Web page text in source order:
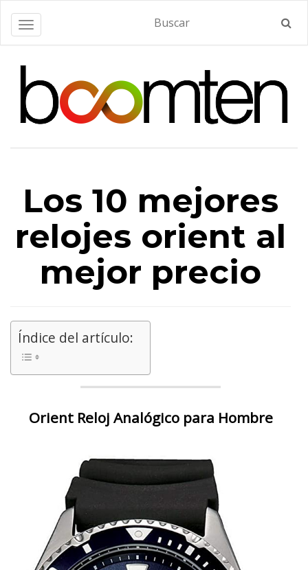
Alternar navegación
Los 10 mejores
relojes orient al
mejor precio
Índice del artículo:
Orient Reloj Analógico para Hombre